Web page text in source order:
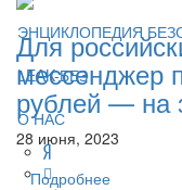
ЭНЦИКЛОПЕДИЯ
LEAK-БЕЗ
О НАС
Для
мессенджер
рублей — на
28 июня, 2023
Подробнее